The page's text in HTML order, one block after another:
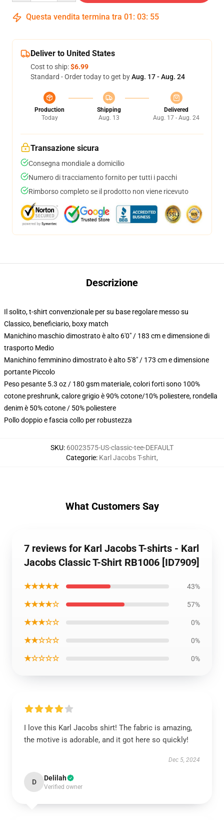
Questa vendita termina tra 01 : 03: 54
Deliver to United States
Cost to ship:$6.99
Standard - Order today to get byAug. 17 - Aug. 24
Production
Today
Shipping
Aug. 13
Delivered
Aug. 17 - Aug. 24
Transazione sicura
Consegna mondiale a domicilio
Numero di tracciamento fornito per tutti i pacchi
Rimborso completo se il prodotto non viene ricevuto
Descrizione
Il solito, t-shirt convenzionale per su base regolare messo su
Classico, beneficiario, boxy match
Manichino maschio dimostrato è alto 6'0" / 183 cm e dimensione di
trasporto Medio
Manichino femminino dimostrato è alto 5'8" / 173 cm e dimensione
portante Piccolo
Peso pesante 5.3 oz / 180 gsm materiale, colori forti sono 100%
cotone preshrunk, calore grigio è 90% cotone/10% poliestere, rondella
denim è 50% cotone / 50% poliestere
Pollo doppio e fascia collo per robustezza
SKU: 60023575-US-classic-tee-DEFAULT
Categorie: Karl Jacobs T-shirt,
What Customers Say
7 reviews for Karl Jacobs T-shirts - Karl
Jacobs Classic T-Shirt RB1006 [ID7909]
★★★★★ 43%
★★★★☆ 57%
★★★☆☆ 0%
★★☆☆☆ 0%
★☆☆☆☆ 0%
I love this Karl Jacobs shirt! The fabric is amazing,
the motive is adorable, and it got here so quickly!
Dec 5, 2024
D Delilah
Verified owner